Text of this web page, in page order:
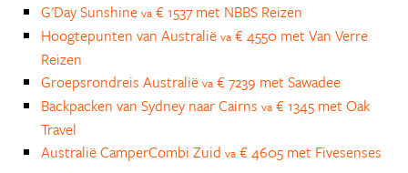
G'Day Sunshine va € 1537 met NBBS Reizen
Hoogtepunten van Australië va € 4550 met Van Verre
Reizen
Groepsrondreis Australië va € 7239 met Sawadee
Backpacken van Sydney naar Cairns va € 1345 met Oak
Travel
Australië CamperCombi Zuid va € 4605 met Fivesenses